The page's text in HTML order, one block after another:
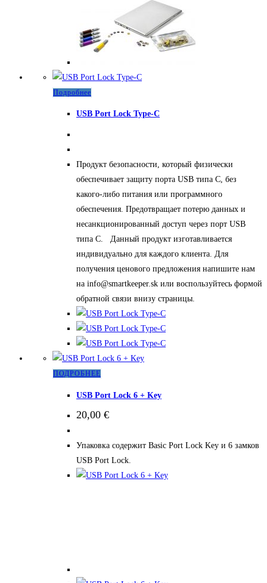
Подробнее
USB Port Lock Type-C
Продукт безопасности, который физически
обеспечивает защиту порта USB типа C, без
какого-либо питания или программного
обеспечения. Предотвращает потерю данных и
несанкционированный доступ через порт USB
типа C. Данный продукт изготавливается
индивидуально для каждого клиента. Для
получения ценового предложения напишите нам
на info@smartkeeper.sk или воспользуйтесь формой
обратной связи внизу страницы.
ПОДРОБНЕЕ
несколько
Опции
можно
выбрать
USB Port Lock 6 + Key
20,00 €
Упаковка содержит Basic Port Lock Key и 6 замков
USB Port Lock.